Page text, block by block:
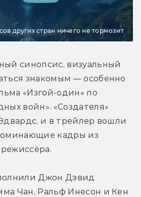
других стран ничего не тормозит
синопсис, визуальный
знакомым — особенно
«Изгой-один» по
войн». «Создателя»
и в трейлер вошли
кадры из
Джон Дэвид
Чан, Ральф Инесон и Кен